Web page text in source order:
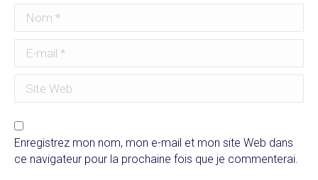
Nom *
E-mail *
Site Web
Enregistrez mon nom, mon e-mail et mon site Web dans
ce navigateur pour la prochaine fois que je commenterai.